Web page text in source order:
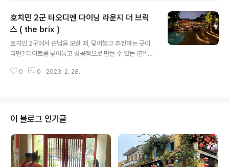
타운 여행 도매 시장 어느 나라에나 중국인들이 모여사는
차이나 타운은 있게 마련이다. 베트남과 한국은 그중에서
도 중국인(화교)들이 제대로 정착하거나 강력하게 경제권
을 장악하지 못한 대표적인 나라라고 이 gem87.tistory.
비엔 여행자 거리 수제 버거 잉글리쉬 브랙퍼스트 ..
호치민 2군 타오디엔 다이닝 라운지 더 브릭
스 ( the brix )
호치민 2군에서 손님을 모실 때, 덮어놓고 추천하는 곳이
라면? 데이트를 덮어놓고 성공적으로 만들 수 있는 분위기
면? the brix ( 더 브릭스 )를 꼽을 수 있다. 물론 가격은 꽤
것 같다. ( 25만 원 돈... 가격이 정말 엄청나다 ) 우리가 아
무리 6명이 방문했다고 하지만, 이 메뉴의 가격은 정말 사
악하다. 이 메뉴는 피해서 시키는 지혜를 발휘하기를 바라
는 바이다. 이 이외에도 좋은 메뉴들이 꽤나 많기에... 게다
가 이것 저것 주문하다 보면 몇백만 동은 그냥 계산..
0 0 2023. 2. 28.
이 블로그 인기글